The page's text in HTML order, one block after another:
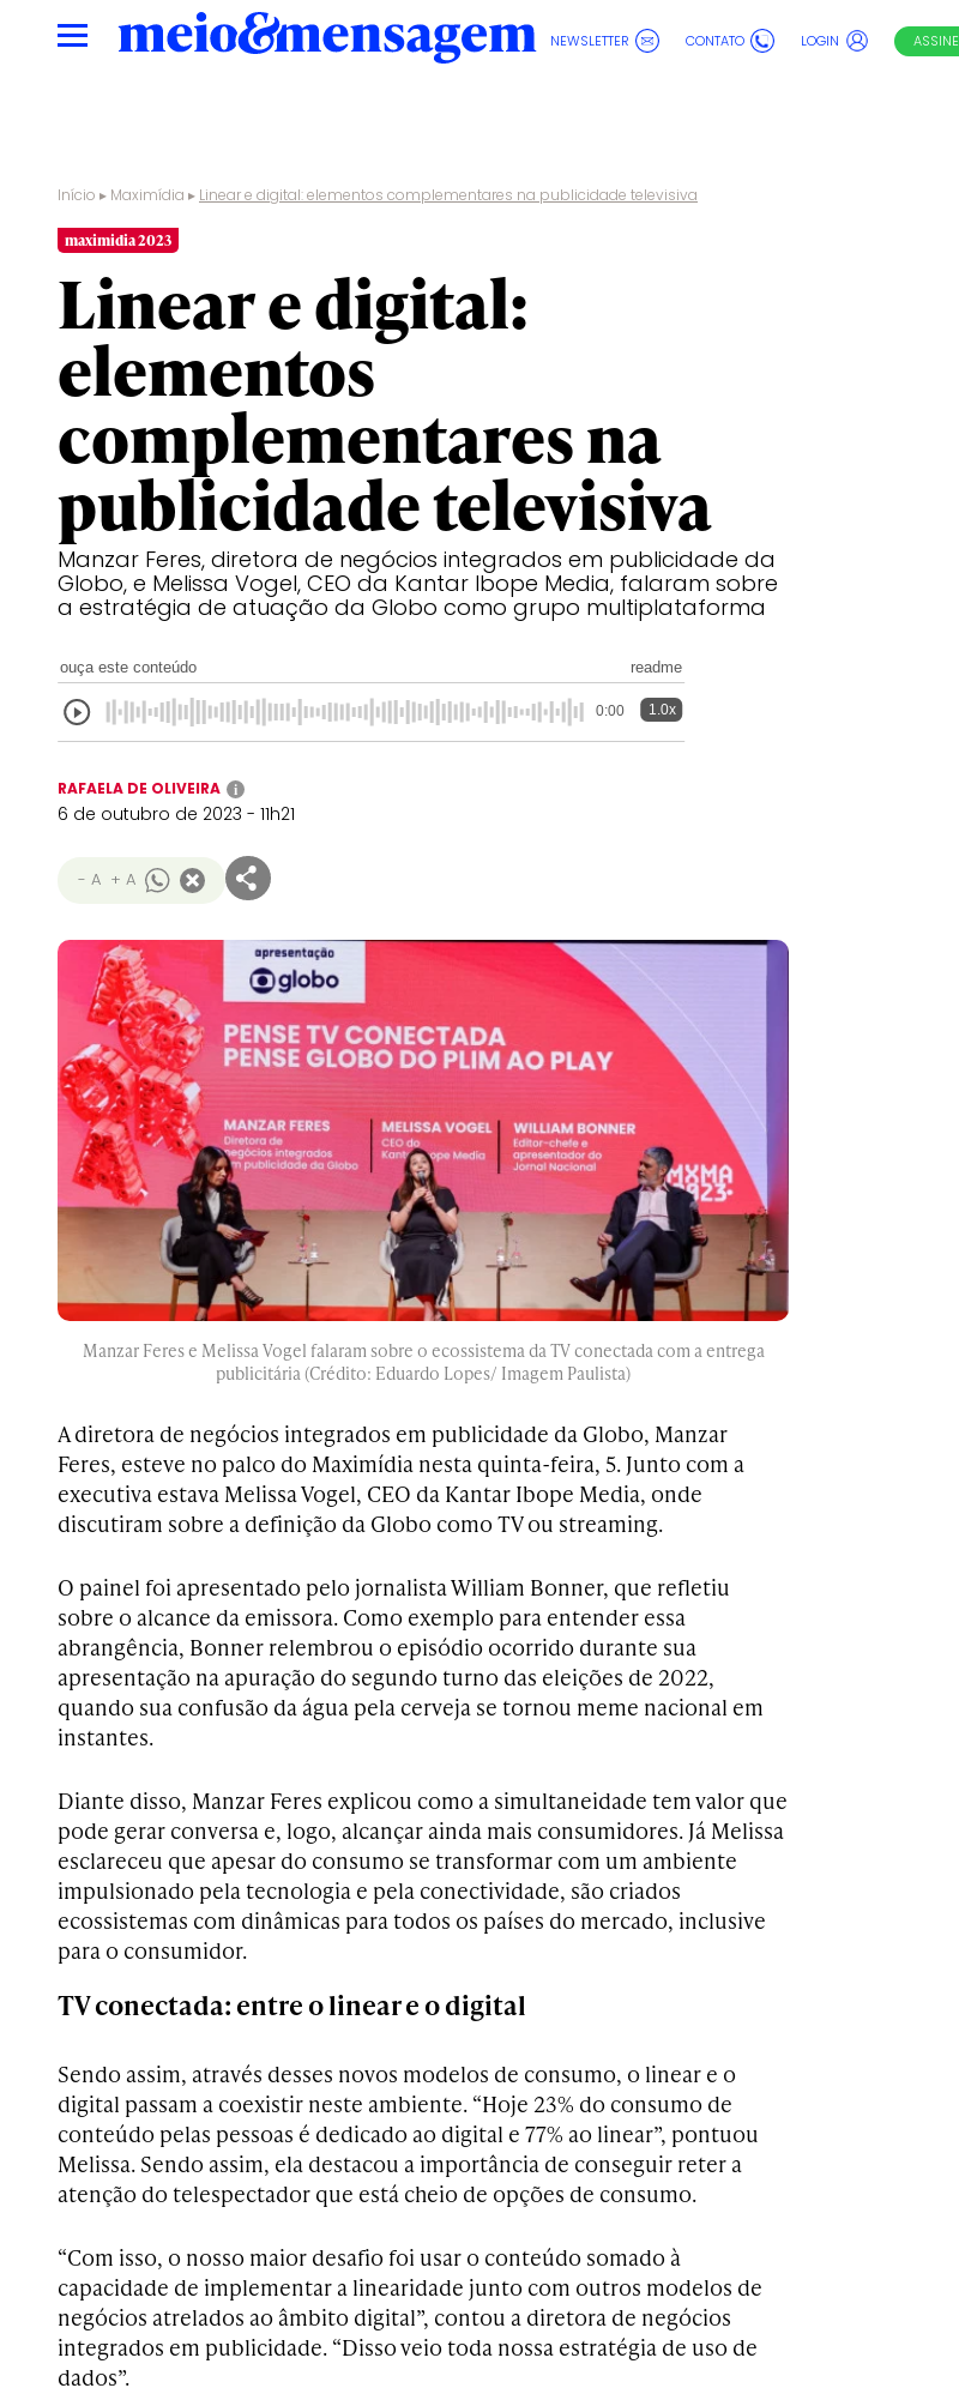
NEWSLETTER CONTATO LOGIN ASSINE
Início ▸ Maximídia ▸ Linear e digital: elementos complementares na publicidade televisiva
maximidia 2023
Linear e digital:
elementos
complementares na
publicidade televisiva
Manzar Feres, diretora de negócios integrados em publicidade da
Globo, e Melissa Vogel, CEO da Kantar Ibope Media, falaram sobre
a estratégia de atuação da Globo como grupo multiplataforma
ouça este conteúdo readme
0:00 1.0x
RAFAELA DE OLIVEIRA i
6 de outubro de 2023 - 11h21
- A + A
Manzar Feres e Melissa Vogel falaram sobre o ecossistema da TV conectada com a entrega
publicitária (Crédito: Eduardo Lopes/ Imagem Paulista)
A diretora de negócios integrados em publicidade da Globo, Manzar
Feres, esteve no palco do Maximídia nesta quinta-feira, 5. Junto com a
executiva estava Melissa Vogel, CEO da Kantar Ibope Media, onde
discutiram sobre a definição da Globo como TV ou streaming.
O painel foi apresentado pelo jornalista William Bonner, que refletiu
sobre o alcance da emissora. Como exemplo para entender essa
abrangência, Bonner relembrou o episódio ocorrido durante sua
apresentação na apuração do segundo turno das eleições de 2022,
quando sua confusão da água pela cerveja se tornou meme nacional em
instantes.
Diante disso, Manzar Feres explicou como a simultaneidade tem valor que
pode gerar conversa e, logo, alcançar ainda mais consumidores. Já Melissa
esclareceu que apesar do consumo se transformar com um ambiente
impulsionado pela tecnologia e pela conectividade, são criados
ecossistemas com dinâmicas para todos os países do mercado, inclusive
para o consumidor.
TV conectada: entre o linear e o digital
Sendo assim, através desses novos modelos de consumo, o linear e o
digital passam a coexistir neste ambiente. “Hoje 23% do consumo de
conteúdo pelas pessoas é dedicado ao digital e 77% ao linear”, pontuou
Melissa. Sendo assim, ela destacou a importância de conseguir reter a
atenção do telespectador que está cheio de opções de consumo.
“Com isso, o nosso maior desafio foi usar o conteúdo somado à
capacidade de implementar a linearidade junto com outros modelos de
negócios atrelados ao âmbito digital”, contou a diretora de negócios
integrados em publicidade. “Disso veio toda nossa estratégia de uso de
dados”.